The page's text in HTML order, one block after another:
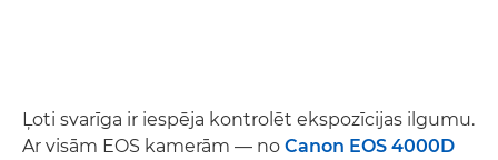
Ļoti svarīga ir iespēja kontrolēt ekspozīcijas ilgumu.
Ar visām EOS kamerām — no Canon EOS 4000D